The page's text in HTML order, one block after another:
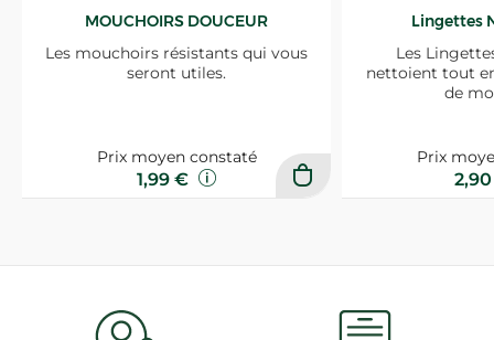
MOUCHOIRS DOUCEUR
Les mouchoirs résistants qui vous
seront utiles.
Prix moyen constaté
1,99 €
Lingettes
Les
nettoient tout
de
Prix